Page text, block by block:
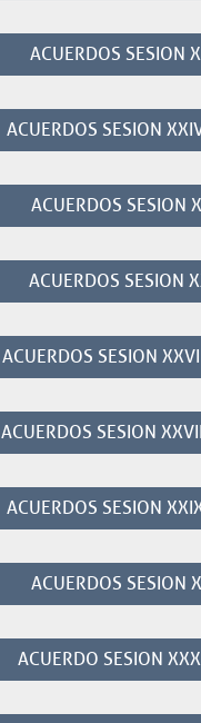
ACUERDOS SESION
ACUERDOS SESION
ACUERDOS SESION
ACUERDOS SESION
ACUERDOS SESION
ACUERDOS SESION
ACUERDOS SESION
ACUERDOS SESION
ACUERDO SESION